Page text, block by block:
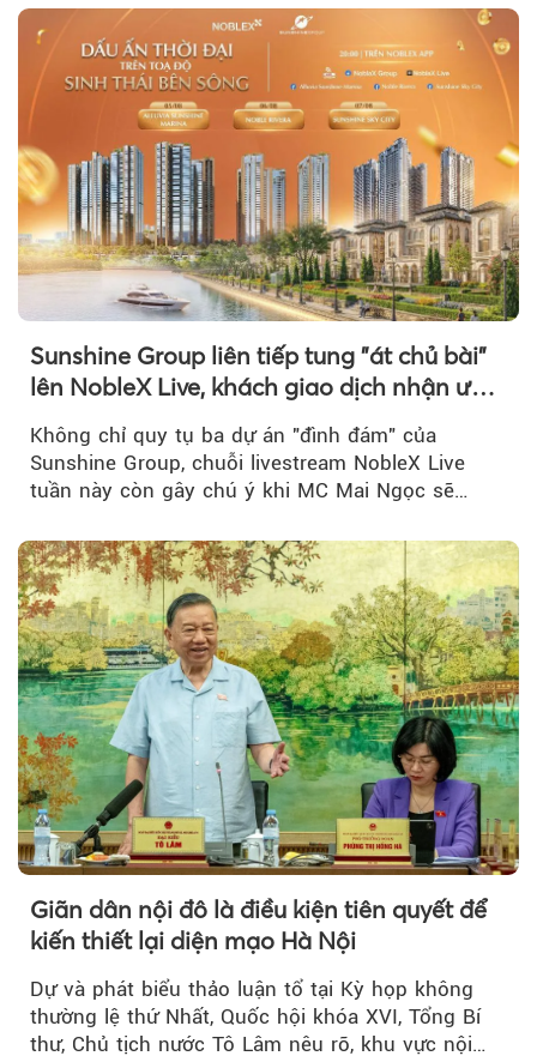
Sunshine Group liên tiếp tung "át chủ bài"
lên NobleX Live, khách giao dịch nhận ưu
Không chỉ quy tụ ba dự án "đình đám" của
Sunshine Group, chuỗi livestream NobleX Live
tuần này còn gây chú ý khi MC Mai Ngọc sẽ
Giãn dân nội đô là điều kiện tiên quyết để
kiến thiết lại diện mạo Hà Nội
Dự và phát biểu thảo luận tổ tại Kỳ họp không
thường lệ thứ Nhất, Quốc hội khóa XVI, Tổng Bí
thư, Chủ tịch nước Tô Lâm nêu rõ, khu vực nội